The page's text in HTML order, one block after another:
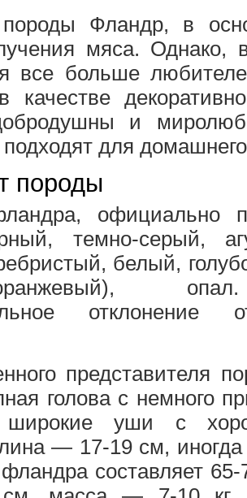
породы Фландр, в
мяса. Однако,
все больше
качестве
и
подходят для
породы
официально
темно-серый,
белый,
оранжевый),
отклонение
представителя
голова с немного
широкие уши с
— 17-19 см,
составляет 65-